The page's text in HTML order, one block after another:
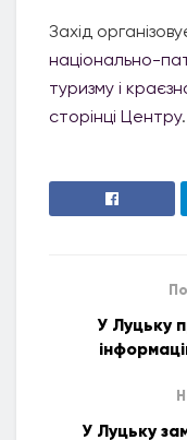
Захід
національно-
туризму і
сторінці Центру.
У Луцьку
У Луцьку